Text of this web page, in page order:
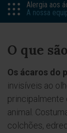
Alergia aos
A nossa
O que
Os ácaros do
invisíveis ao
principalmente
animal.
colchões,